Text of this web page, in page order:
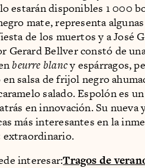
estarán disponibles 1 000
mate, representa
de los muertos y a José
Gerard Bellver constó de
beurre blancy espárragos,
salsa de frijol negro
salado. Espolón es
en innovación. Su
más interesantes en la
extraordinario.
interesar:Tragos de